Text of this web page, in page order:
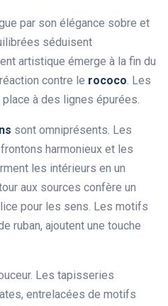
par son élégance sobre et
séduisent
artistique émerge à la fin du
contre le rococo. Les
à des lignes épurées.
sont omniprésents. Les
harmonieux et les
les intérieurs en un
aux sources confère un
pour les sens. Les motifs
ruban, ajoutent une touche
Les tapisseries
entrelacées de motifs